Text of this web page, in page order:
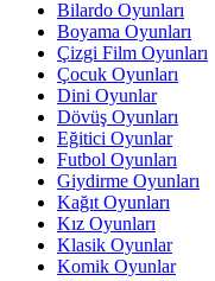
Bilardo Oyunları
Boyama Oyunları
Çizgi Film Oyunları
Çocuk Oyunları
Dini Oyunlar
Dövüş Oyunları
Eğitici Oyunlar
Futbol Oyunları
Giydirme Oyunları
Kağıt Oyunları
Kız Oyunları
Klasik Oyunlar
Komik Oyunlar